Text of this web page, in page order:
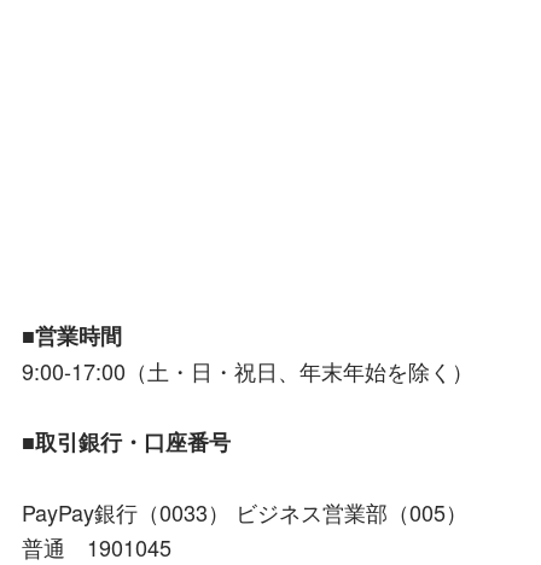
■営業時間
9:00-17:00（土・日・祝日、年末年始を除く）
■取引銀行・口座番号
PayPay銀行（0033） ビジネス営業部（005）
普通 1901045